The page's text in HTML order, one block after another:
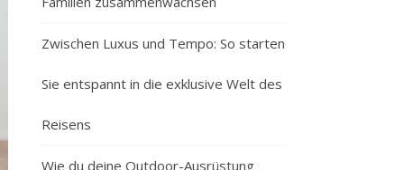
Zwischen Luxus und Tempo: So starten
Sie entspannt in die exklusive Welt des
Reisens
Wie du deine Outdoor-Ausrüstung